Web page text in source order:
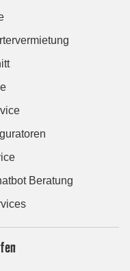
Beratung